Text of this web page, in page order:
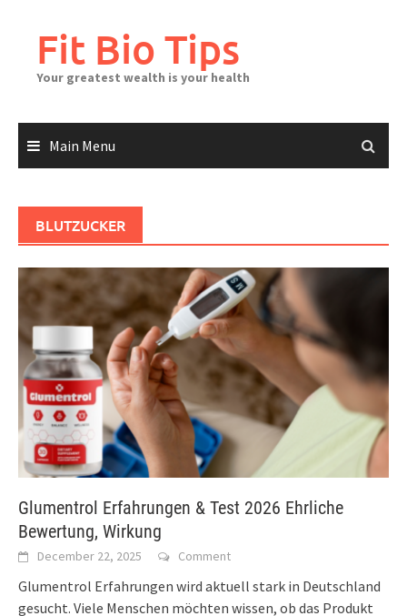
contentFit Bio Tips
Your greatest wealth is your health
Main Menu
BLUTZUCKER
Glumentrol Erfahrungen & Test 2026 Ehrliche
Bewertung, Wirkung
December 22, 2025 Comment
Glumentrol Erfahrungen wird aktuell stark in Deutschland
gesucht. Viele Menschen möchten wissen, ob das Produkt